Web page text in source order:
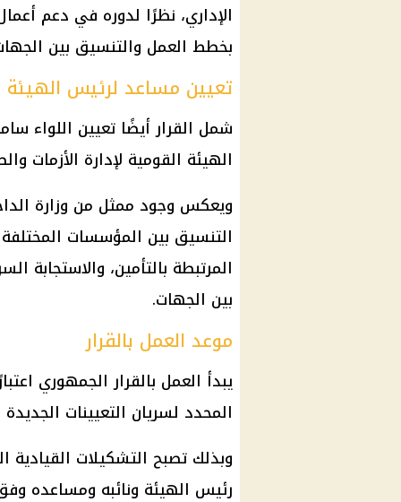
الإداري، نظرًا لدوره في دعم
بخطط العمل والتنسيق بين
تعيين مساعد لرئيس الهيئة
شمل القرار أيضًا تعيين اللواء
الهيئة القومية لإدارة الأزمات
ويعكس وجود ممثل من وزارة
التنسيق بين المؤسسات
المرتبطة بالتأمين، والاستجابة
بين الجهات.
موعد العمل بالقرار
المحدد لسريان التعيينات
وبذلك تصبح التشكيلات القيادية
رئيس الهيئة ونائبه ومساعده